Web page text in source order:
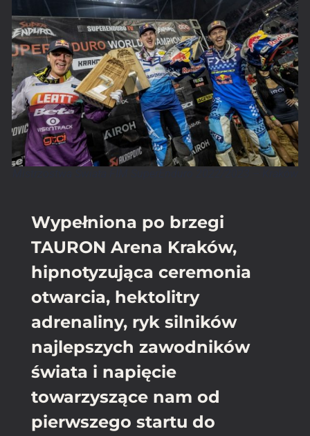
Wypełniona po brzegi
TAURON Arena Kraków,
hipnotyzująca ceremonia
otwarcia, hektolitry
adrenaliny, ryk silników
najlepszych zawodników
świata i napięcie
towarzyszące nam od
pierwszego startu do